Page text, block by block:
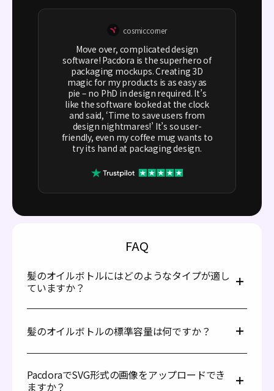
cosmiccorner
Move over, complicated design
software! Pacdora is the superhero of
packaging mockups. Creating 3D
magic for my products is as easy as
pie – no PhD in design required. It’s
like the software looked at the clock
and said, ‘Time to save users from
design nightmares!’ It’s so user-
friendly, even my coffee mug wants to
try its hand at packaging design.
FAQ
髪のオイルボトルにはどのようなタイプが適し
ていますか？
の髪のオイルの包装に最適です。ガラスは不活性で非反応
性の素材であり、時間が経ってもオイルの品質と有効性を
ため、非常にリサイクル可能です。ただし、多くのブラン
ドがプラスチックボトルを好む場合もあり、軽量で耐久性
髪のオイルボトルの標準容量は何ですか？
(約120 ml)のボトルが通常使用には標準的な選択とされて
います。Pacdoraでは、110 ml、150 ml、200 ml、さら
PacdoraでSVG形式の画像をアップロードでき
ますか？